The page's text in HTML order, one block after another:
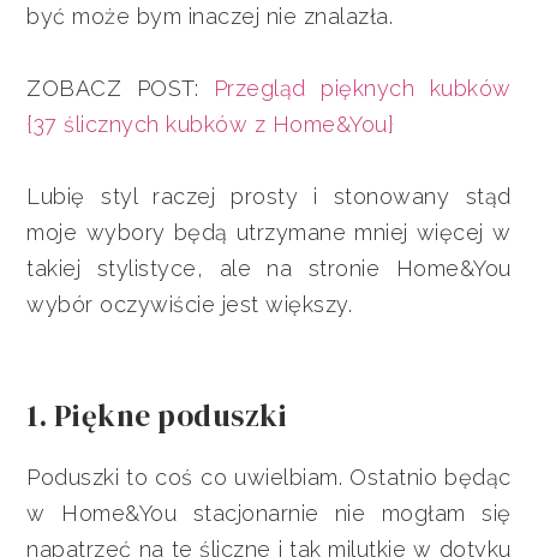
być może bym inaczej nie znalazła.
ZOBACZ POST:
Przegląd pięknych kubków
{37 ślicznych kubków z Home&You}
Lubię styl raczej prosty i stonowany stąd
moje wybory będą utrzymane mniej więcej w
takiej stylistyce, ale na stronie Home&You
wybór oczywiście jest większy.
1. Piękne poduszki
Poduszki to coś co uwielbiam. Ostatnio będąc
w Home&You stacjonarnie nie mogłam się
napatrzeć na te śliczne i tak milutkie w dotyku